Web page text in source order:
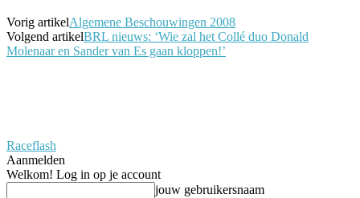
Vorig artikelAlgemene Beschouwingen 2008
Volgend artikelBRL nieuws: ‘Wie zal het Collé duo Donald
Molenaar en Sander van Es gaan kloppen!’
Raceflash
Aanmelden
Welkom! Log in op je account
jouw gebruikersnaam